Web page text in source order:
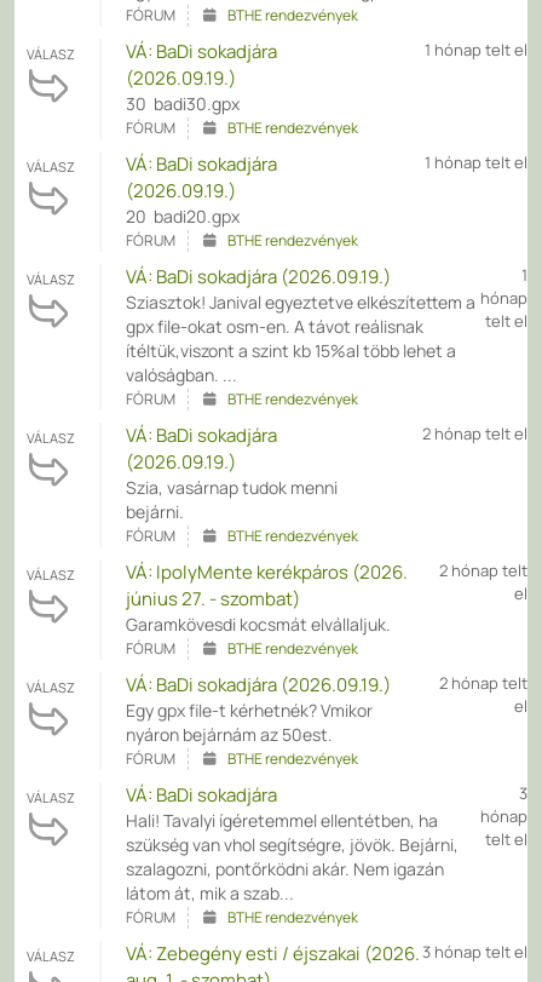
FÓRUM BTHE rendezvények
VÁLASZ
VÁ: BaDi sokadjára
(2026.09.19.)
30 badi30.gpx
1 hónap telt el
FÓRUM BTHE rendezvények
VÁLASZ
VÁ: BaDi sokadjára
(2026.09.19.)
20 badi20.gpx
1 hónap telt el
FÓRUM BTHE rendezvények
VÁLASZ VÁ: BaDi sokadjára (2026.09.19.)
Sziasztok! Janival egyeztetve elkészítettem a
gpx file-okat osm-en. A távot reálisnak
ítéltük,viszont a szint kb 15%al több lehet a
valóságban. ...
1
hónap
telt el
FÓRUM BTHE rendezvények
VÁLASZ
VÁ: BaDi sokadjára
(2026.09.19.)
Szia, vasárnap tudok menni
bejárni.
2 hónap telt el
FÓRUM BTHE rendezvények
VÁLASZ
VÁ: IpolyMente kerékpáros (2026.
június 27. - szombat)
Garamkövesdi kocsmát elvállaljuk.
2 hónap telt
el
FÓRUM BTHE rendezvények
VÁLASZ VÁ: BaDi sokadjára (2026.09.19.)
Egy gpx file-t kérhetnék? Vmikor
nyáron bejárnám az 50est.
2 hónap telt
el
FÓRUM BTHE rendezvények
VÁLASZ VÁ: BaDi sokadjára
Hali! Tavalyi ígéretemmel ellentétben, ha
szükség van vhol segítségre, jövök. Bejárni,
szalagozni, pontőrködni akár. Nem igazán
látom át, mik a szab...
3
hónap
telt el
FÓRUM BTHE rendezvények
VÁLASZ
VÁ: Zebegény esti / éjszakai (2026.3 hónap telt el